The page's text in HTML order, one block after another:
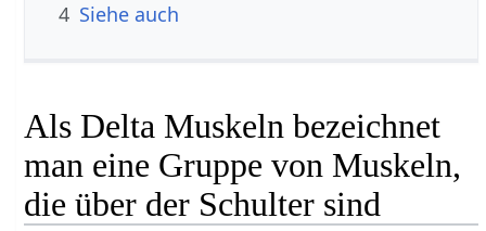
4 Siehe auch
Als Delta Muskeln bezeichnet
man eine Gruppe von Muskeln,
die über der Schulter sind